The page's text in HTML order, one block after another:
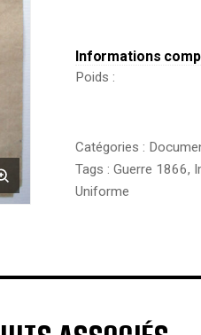
Informations
Poids
Catégories :
Tags : Guerre 1866,
Uniforme